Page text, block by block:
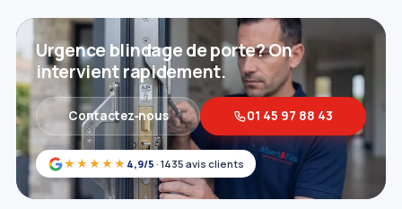
★★★★★ 4,9/5 · 1435 avis clients
Urgence blindage de porte? On
intervient rapidement.
Contactez‑nous 01 45 97 88 43